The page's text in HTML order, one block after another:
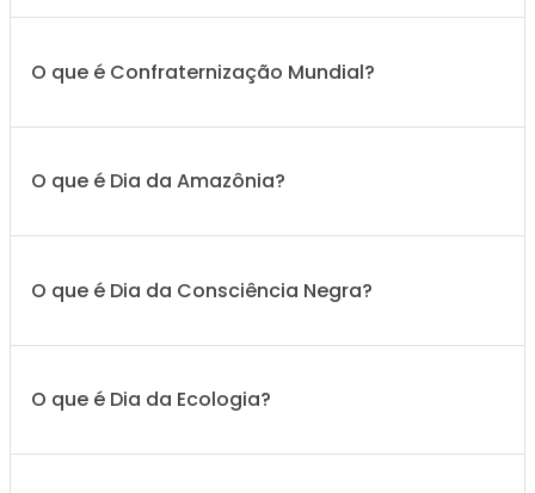
O que é Confraternização Mundial?
O que é Dia da Amazônia?
O que é Dia da Consciência Negra?
O que é Dia da Ecologia?